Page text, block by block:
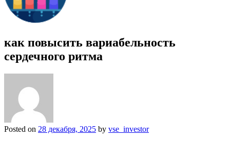
как повысить вариабельность
сердечного ритма
Posted on 28 декабря, 2025 by vse_investor